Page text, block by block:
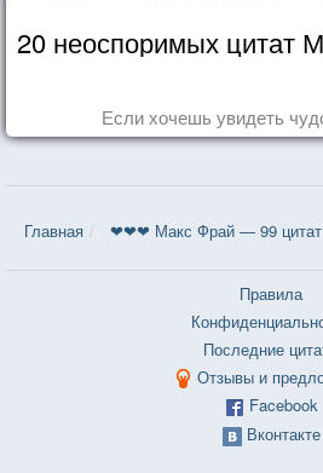
20 неоспоримых цитат
Если хочешь увидеть
Главная ❤❤❤ Макс Фрай — 99 цитат
Правила
Последние
Отзывы и
Facebook
Вконтакте